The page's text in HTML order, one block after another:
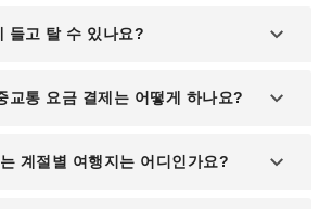
내에 반입하실 수 있습니다.
주되어 기내 반입이 제한됩니다.
들고 탈 수 있나요?
, 유아용 액상 분유나 이유식은 기
.
교통 요금 결제는 어떻게 하나요?
는 현금 외에도 선불 교통카드를
계절별 여행지는 어디인가요?